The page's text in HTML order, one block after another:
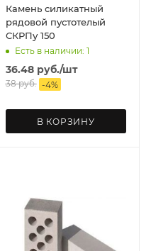
Камень силикатный
рядовой пустотелый
СКРПу 150
Есть в наличии: 1
36.48руб./шт
38руб. -4%
В КОРЗИНУ